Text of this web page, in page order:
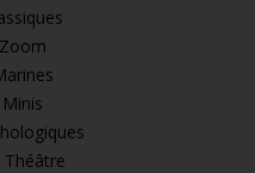
Théâtre